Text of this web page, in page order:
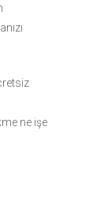
ne işe